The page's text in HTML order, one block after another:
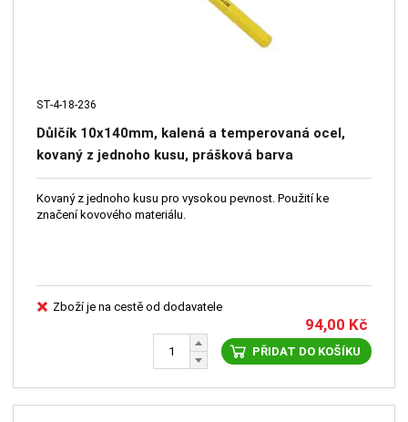
ST-4-18-236
Důlčík 10x140mm, kalená a temperovaná ocel,
kovaný z jednoho kusu, prášková barva
Kovaný z jednoho kusu pro vysokou pevnost. Použití ke
značení kovového materiálu.
Zboží je na cestě od dodavatele
94,00 Kč
PŘIDAT DO KOŠÍKU